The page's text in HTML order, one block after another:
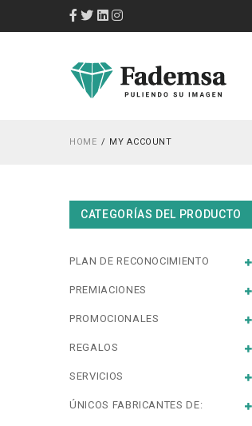
HOME MY ACCOUNT
CATEGORÍAS DEL PRODUCTO
PLAN DE RECONOCIMIENTO
PREMIACIONES
PROMOCIONALES
REGALOS
SERVICIOS
ÚNICOS FABRICANTES DE: